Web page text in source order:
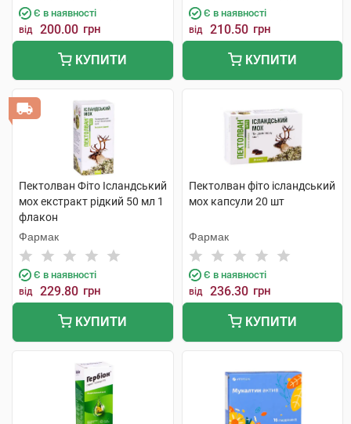
Є в наявності
від 200.00 грн
КУПИТИ
Є в наявності
від 210.50 грн
КУПИТИ
Пектолван Фіто Ісландський
мох екстракт рідкий 50 мл 1
флакон
Фармак
Є в наявності
від 229.80 грн
КУПИТИ
Пектолван фіто ісландський
мох капсули 20 шт
Фармак
Є в наявності
від 236.30 грн
КУПИТИ